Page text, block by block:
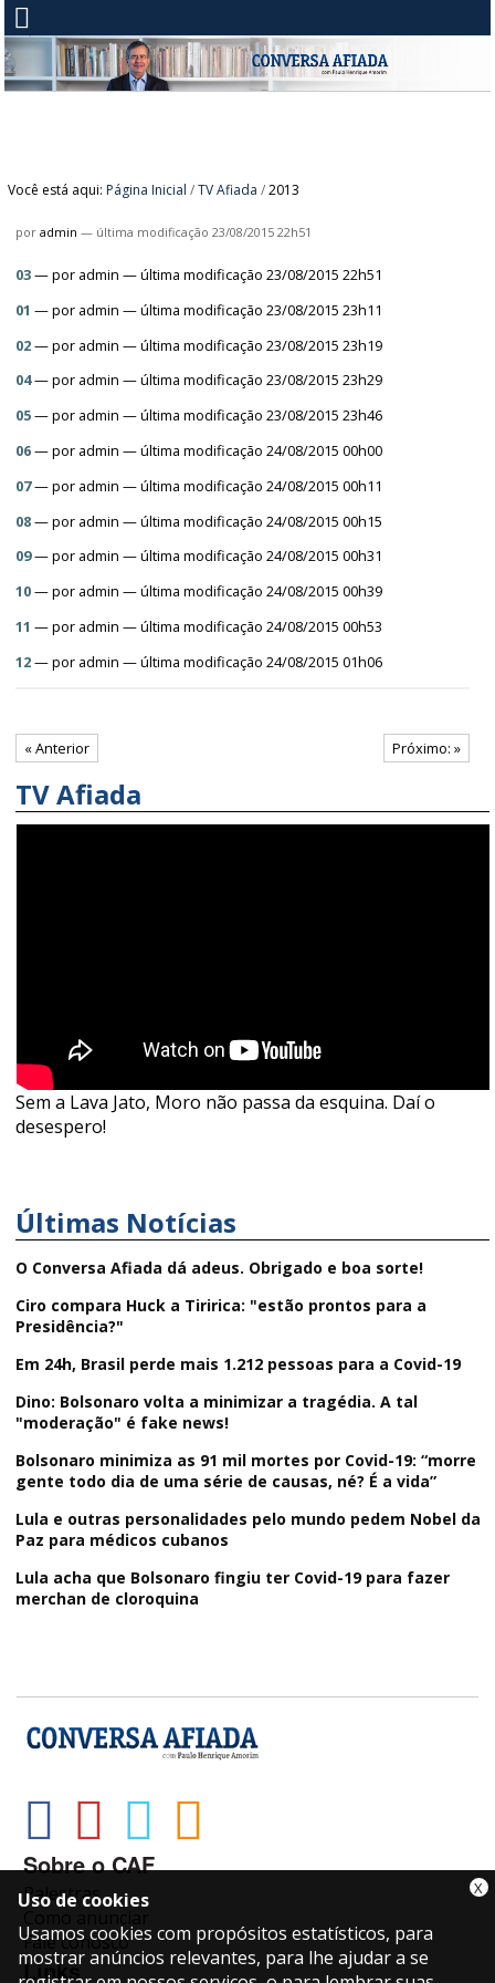
Você está aqui: Página Inicial /TV Afiada /2013
poradmin — última modificação 23/08/2015 22h51
03—por admin — última modificação 23/08/2015 22h51
01 —por admin — última modificação 23/08/2015 23h11
02—por admin — última modificação 23/08/2015 23h19
04—por admin — última modificação 23/08/2015 23h29
05—por admin — última modificação 23/08/2015 23h46
06—por admin — última modificação 24/08/2015 00h00
07—por admin — última modificação 24/08/2015 00h11
08—por admin — última modificação 24/08/2015 00h15
09—por admin — última modificação 24/08/2015 00h31
10—por admin — última modificação 24/08/2015 00h39
11 —por admin — última modificação 24/08/2015 00h53
12—por admin — última modificação 24/08/2015 01h06
« Anterior Próximo: »
TV Afiada
Sem a Lava Jato, Moro não passa da esquina. Daí o
desespero!
Últimas Notícias
O Conversa Afiada dá adeus. Obrigado e boa sorte!
Ciro compara Huck a Tiririca: "estão prontos para a
Presidência?"
Em 24h, Brasil perde mais 1.212 pessoas para a Covid-19
Dino: Bolsonaro volta a minimizar a tragédia. A tal
"moderação" é fake news!
Bolsonaro minimiza as 91 mil mortes por Covid-19: “morre
gente todo dia de uma série de causas, né? É a vida”
Lula e outras personalidades pelo mundo pedem Nobel da
Paz para médicos cubanos
Lula acha que Bolsonaro fingiu ter Covid-19 para fazer
merchan de cloroquina
Sobre o CAF
Palestras
Fale conosco
Links
X
Uso de cookies
Usamos cookies com propósitos estatísticos, para
mostrar anúncios relevantes, para lhe ajudar a se